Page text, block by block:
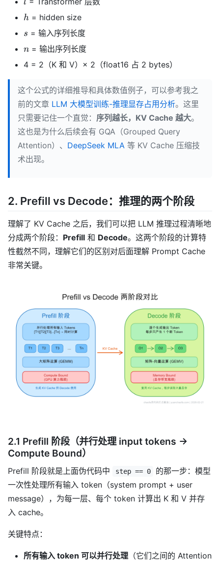
h
h = hidden size
s
s = 输入序列长度
n
n = 输出序列长度
4 = 2（K 和 V）× 2（float16 占 2 bytes）
这个公式的详细推导和具体数值例子，可以参考我之
前的文章 LLM 大模型训练-推理显存占用分析。这里
只需要记住一个直觉： 序列越长，KV Cache 越大。
这也是为什么后续会有 GQA（Grouped Query
Attention）、 DeepSeek MLA 等 KV Cache 压缩技
术出现。
2. Prefill vs Decode：推理的两个阶段
理解了 KV Cache 之后，我们可以把 LLM 推理过程清晰地
分成两个阶段： Prefill 和 Decode。这两个阶段的计算特
性截然不同，理解它们的区别对后面理解 Prompt Cache
非常关键。
2.1 Prefill 阶段（并行处理 input tokens →
Compute Bound）
Prefill 阶段就是上面伪代码中 step == 0
的那一步：模型
一次性处理所有输入 token（system prompt + user
message），为每一层、每个 token 计算出 K 和 V 并存
入 cache。
关键特点：
所有输入 token 可以并行处理 （它们之间的 Attention